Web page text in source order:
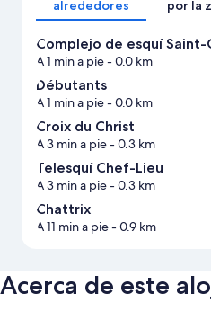
alrededores
por la
Complejo de esquí Saint-
A 1 min a pie- 0.0 km
Débutants
A 1 min a pie- 0.0 km
Croix du Christ
A 3 min a pie- 0.3 km
Telesquí Chef-Lieu
A 3 min a pie- 0.3 km
Chattrix
A 11 min a pie- 0.9 km
Acerca de este